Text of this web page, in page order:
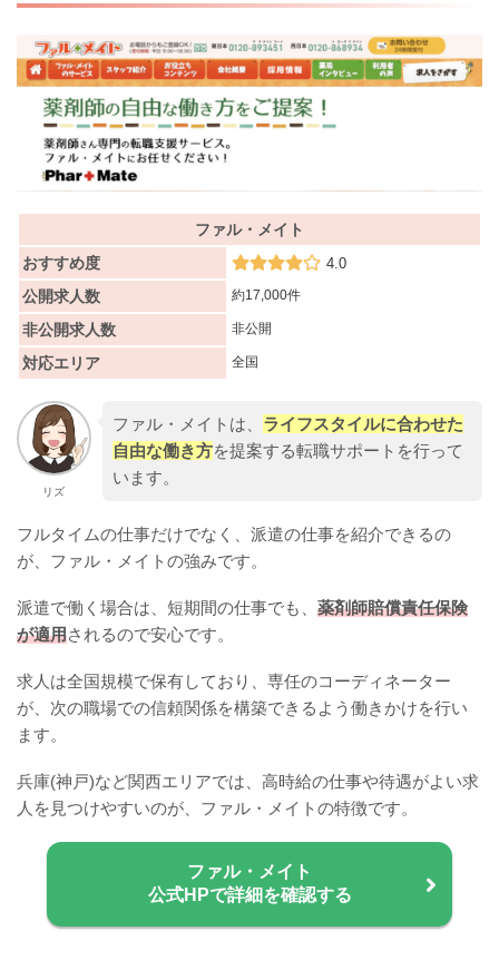
ファル・メイト
おすすめ度
4.0
公開求人数 約17,000件
非公開求人数 非公開
対応エリア 全国
リズ
ファル・メイトは、 ライフスタイルに合わせた
自由な働き方を提案する転職サポートを行って
います。
フルタイムの仕事だけでなく、派遣の仕事を紹介できるの
が、ファル・メイトの強みです。
派遣で働く場合は、短期間の仕事でも、 薬剤師賠償責任保険
が適用されるので安心です。
求人は全国規模で保有しており、専任のコーディネーター
が、次の職場での信頼関係を構築できるよう働きかけを行い
ます。
兵庫(神戸)など関西エリアでは、高時給の仕事や待遇がよい求
人を見つけやすいのが、ファル・メイトの特徴です。
ファル・メイト
公式HPで詳細を確認する